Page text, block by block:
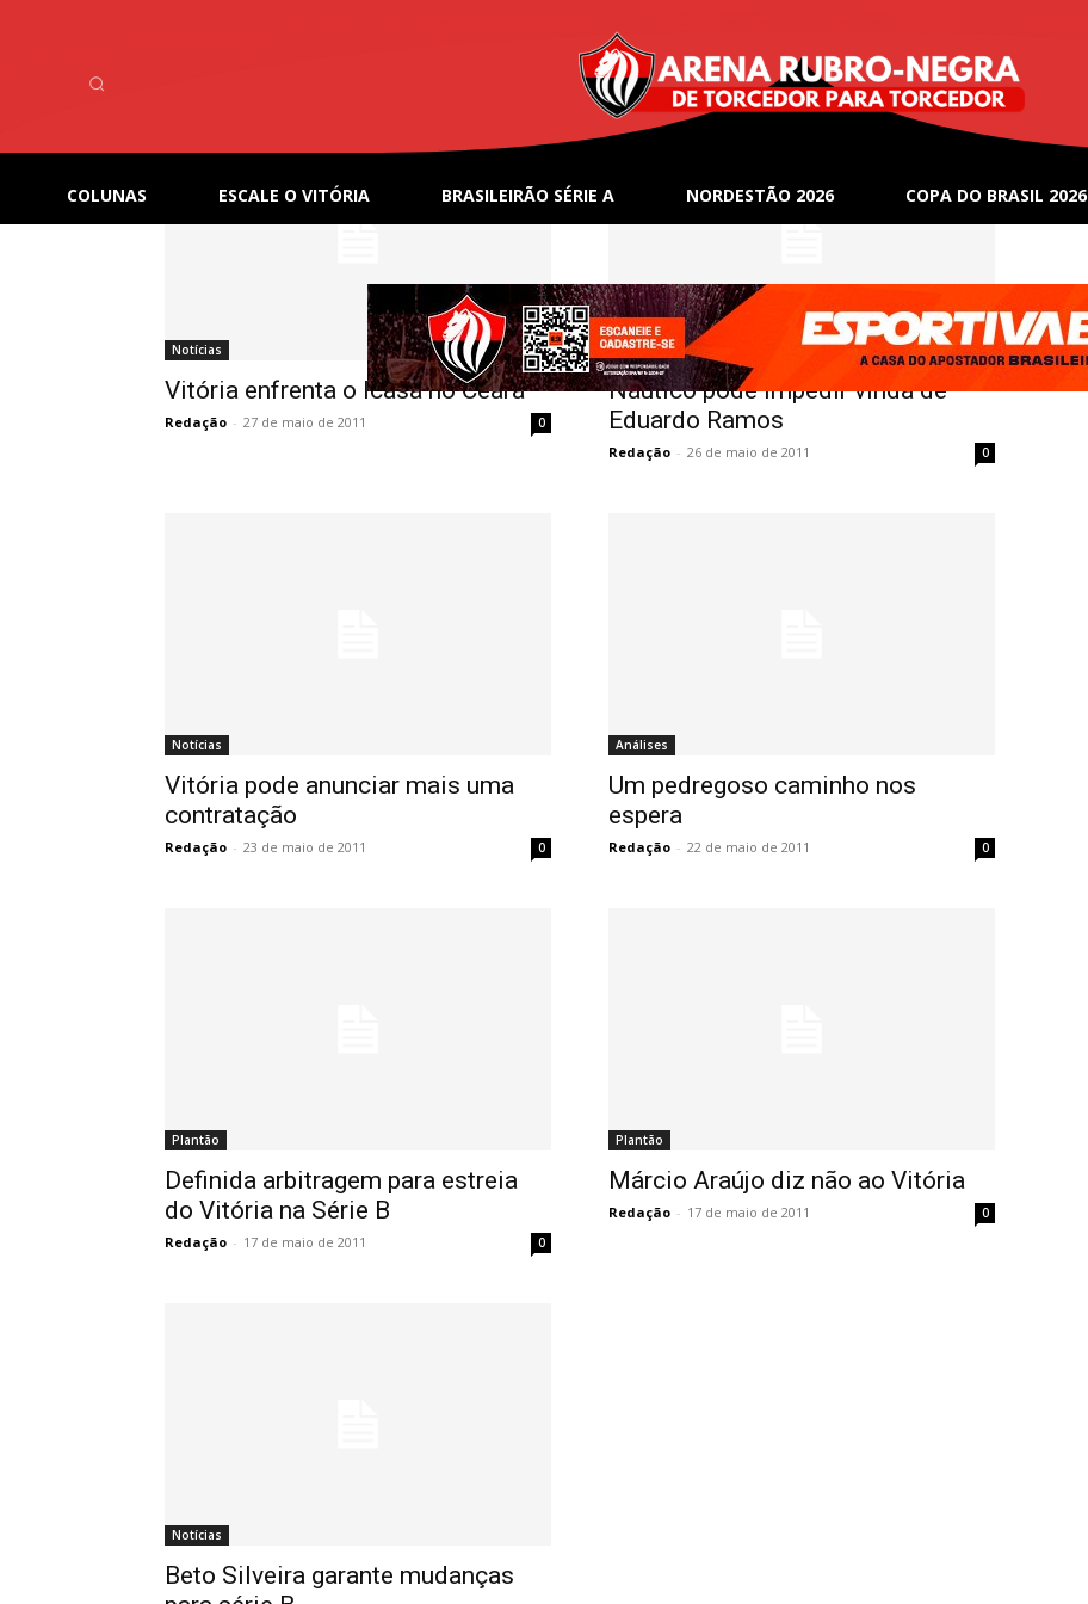
COLUNAS ESCALE O VITÓRIA BRASILEIRÃO SÉRIE A NORDESTÃO 2026 COPA DO BRASIL 2026
Notícias
Vitória enfrenta o Icasa no Ceará
Redação - 27 de maio de 2011 0
Notícias
Náutico pode impedir vinda de
Eduardo Ramos
Redação - 26 de maio de 2011 0
Notícias
Vitória pode anunciar mais uma
contratação
Redação - 23 de maio de 2011 0
Análises
Um pedregoso caminho nos
espera
Redação - 22 de maio de 2011 0
Plantão
Definida arbitragem para estreia
do Vitória na Série B
Redação - 17 de maio de 2011 0
Plantão
Márcio Araújo diz não ao Vitória
Redação - 17 de maio de 2011 0
Notícias
Beto Silveira garante mudanças